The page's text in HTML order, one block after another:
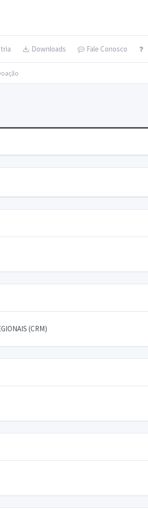
Downloads Fale Conosco
(CRM)